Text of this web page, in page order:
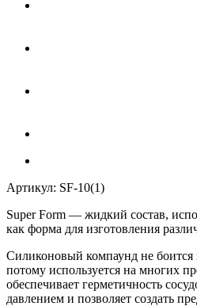
Артикул: SF-10(1)
Super Form — жидкий состав,
как форма для изготовления
Силиконовый компаунд не боится
потому используется на многих
обеспечивает герметичность
давлением и позволяет создать